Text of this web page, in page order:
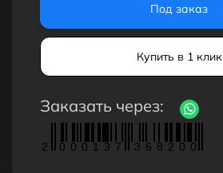
Под заказ
Купить в 1 клик
Заказать через:
2 0 0 0 1 3 7 3 6 8 2 0 0